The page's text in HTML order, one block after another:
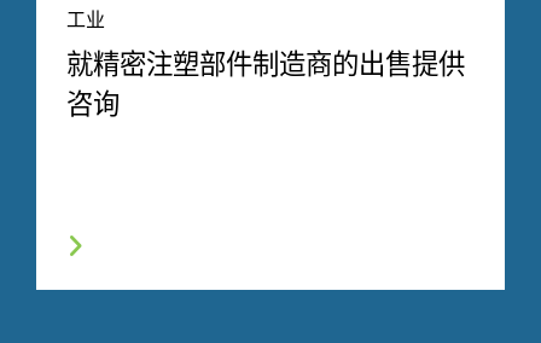
工业
就精密注塑部件制造商的出售提供
咨询